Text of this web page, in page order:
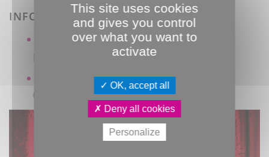
INFOS PRATIQUES
Dîner payant (menu complet) : 38,50 € par
Réservation obligatoire au : 06 80 30 90 08
(places limitées)
This site uses cookies
and gives you control
over what you want to
activate
OK, accept all
Deny all cookies
Personalize